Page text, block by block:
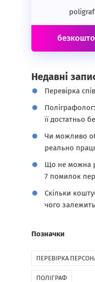
Недавні
Перевірка
її достатньо
Чи можливо
реально
Що не можна
7 помилок
Скільки
чого
Позначки
ПЕРЕВІРКА
ПОЛІГРАФ